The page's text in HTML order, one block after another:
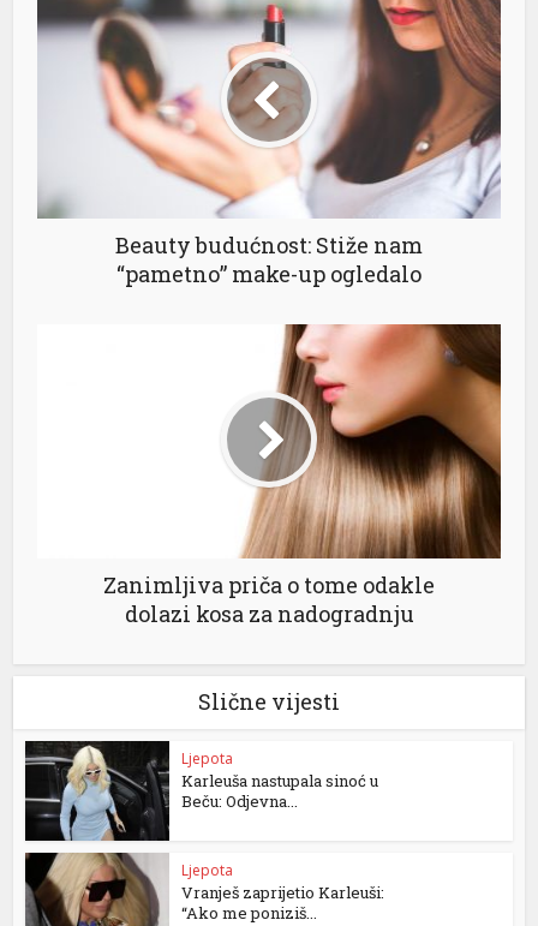
Beauty budućnost: Stiže nam
“pametno” make-up ogledalo
Zanimljiva priča o tome odakle
dolazi kosa za nadogradnju
Slične vijesti
Ljepota
Karleuša nastupala sinoć u
Beču: Odjevna...
Ljepota
Vranješ zaprijetio Karleuši:
“Ako me poniziš...